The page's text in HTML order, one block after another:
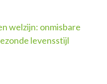
welzijn: onmisbare
levensstijl